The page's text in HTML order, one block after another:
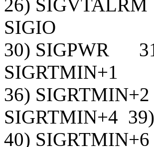
26)
SIGIO
30) SIGPWR
SIGRTMIN+1
36)
SIGRTMIN+4
40)